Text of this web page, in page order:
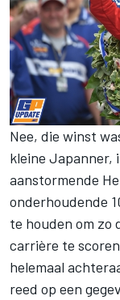
Nee, die winst
kleine Japanner,
aanstormende
onderhoudende
te houden om zo
carrière te
helemaal
reed op een